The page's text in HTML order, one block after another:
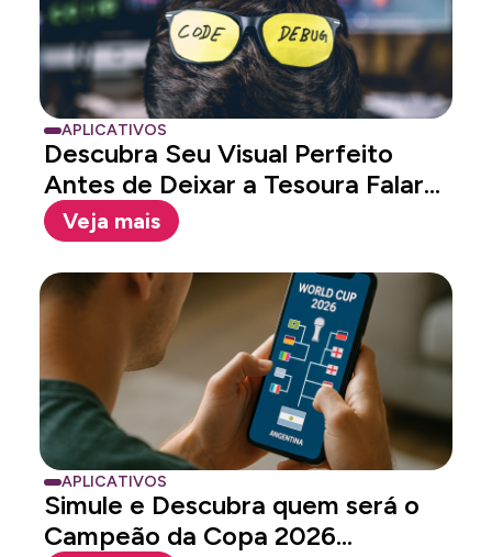
APLICATIVOS
Descubra Seu Visual Perfeito
Antes de Deixar a Tesoura Falar...
Veja mais
APLICATIVOS
Simule e Descubra quem será o
Campeão da Copa 2026...